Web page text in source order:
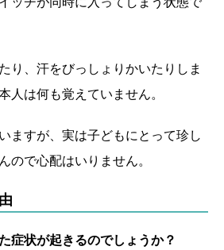
り、汗をびっしょりかいたりしま
人は何も覚えていません。
ますが、実は子どもにとって珍し
ので心配はいりません。
状が起きるのでしょうか？